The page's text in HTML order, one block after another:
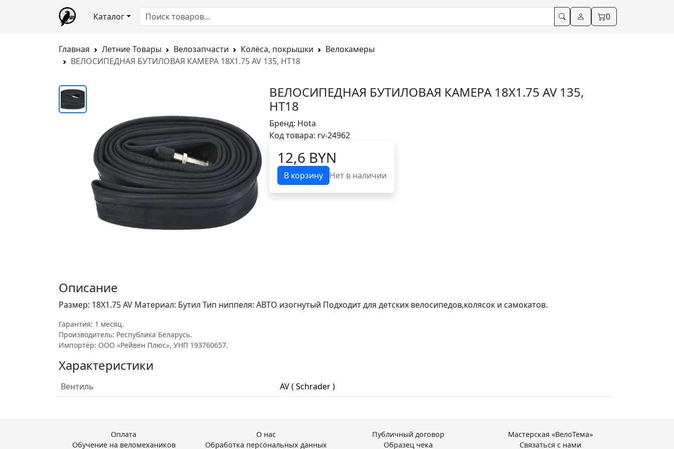
Каталог 0
Главная Летние Товары Велозапчасти Колёса, покрышки
Велокамеры
ВЕЛОСИПЕДНАЯ БУТИЛОВАЯ КАМЕРА 18X1.75 AV 135, HT18
ВЕЛОСИПЕДНАЯ БУТИЛОВАЯ КАМЕРА 18X1.75 AV 135,
HT18
Бренд: Hota
Код товара: rv-24962
12,6 BYN
В корзину Нет в наличии
Описание
Размер: 18Х1.75 AV Материал: Бутил Тип ниппеля: АВТО изогнутый Подходит для детских велосипедов,колясок и самокатов.
Гарантия: 1 месяц.
Производитель: Республика Беларусь.
Импортёр: ООО «Рейвен Плюс», УНП 193760657.
Характеристики
Вентиль AV ( Schrader )
Оплата О нас Публичный договор
Мастерская «ВелоТема»
Обучение на веломехаников
Обработка персональных данных Образец чека Связаться с нами